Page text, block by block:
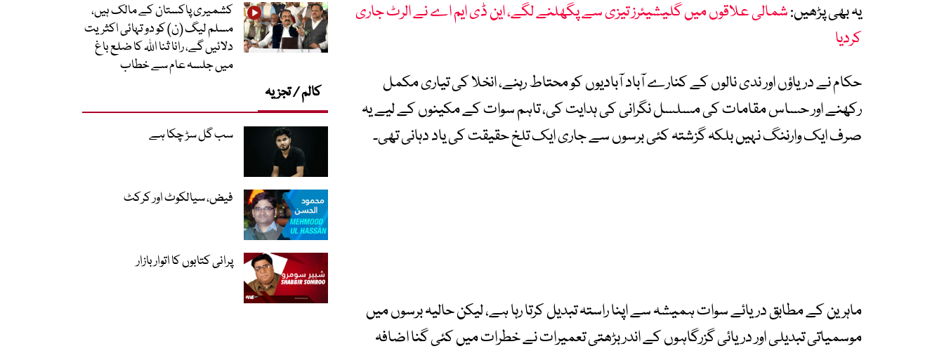
یہ بھی پڑھیں:شمالی علاقوں میں گلیشیئرز تیزی سے پگھلنے لگے، این ڈی ایم اے نے الرٹ جاری
کردیا
حکام نے دریاؤں اور ندی نالوں کے کنارے آباد آبادیوں کو محتاط رہنے، انخلا کی تیاری مکمل
رکھنے اور حساس مقامات کی مسلسل نگرانی کی ہدایت کی، تاہم سوات کے مکینوں کے لیے یہ
صرف ایک وارننگ نہیں بلکہ گزشتہ کئی برسوں سے جاری ایک تلخ حقیقت کی یاد دہانی تھی۔
ماہرین کے مطابق دریائے سوات ہمیشہ سے اپنا راستہ تبدیل کرتا رہا ہے، لیکن حالیہ برسوں میں
موسمیاتی تبدیلی اور دریائی گزرگاہوں کے اندر بڑھتی تعمیرات نے خطرات میں کئی گنا اضافہ
کشمیری پاکستان کے مالک ہیں،
مسلم لیگ (ن) کو دو تہائی اکثریت
دلائیں گے، رانا ثنا اللہ کا ضلع باغ
میں جلسہ عام سے خطاب
کالم / تجزیہ
سب گل سڑ چکا ہے
فیض، سیالکوٹ اور کرکٹ
پرانی کتابوں کا اتوار بازار